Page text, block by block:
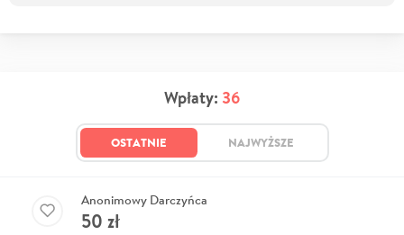
Wpłaty: 36
OSTATNIE NAJWYŻSZE
Anonimowy Darczyńca
50 zł